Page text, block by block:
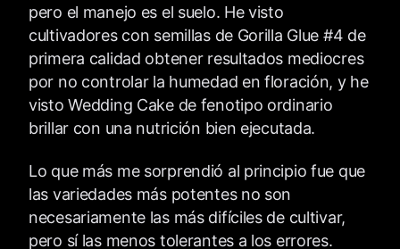
pero el manejo es el suelo. He visto
cultivadores con semillas de Gorilla Glue #4 de
primera calidad obtener resultados mediocres
por no controlar la humedad en floración, y he
visto Wedding Cake de fenotipo ordinario
brillar con una nutrición bien ejecutada.
Lo que más me sorprendió al principio fue que
las variedades más potentes no son
necesariamente las más difíciles de cultivar,
pero sí las menos tolerantes a los errores.